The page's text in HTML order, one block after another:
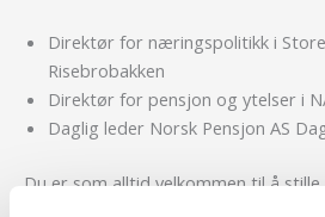
Direktør for næringspolitikk i
Risebrobakken
Direktør for pensjon og ytelser i
Daglig leder Norsk Pensjon AS
Du er som alltid velkommen til å stille